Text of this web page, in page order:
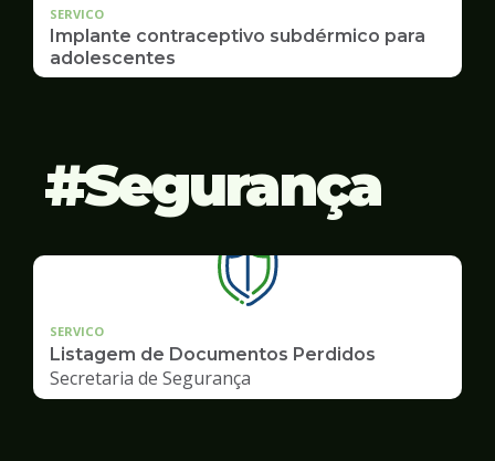
SERVICO
Implante contraceptivo subdérmico para
adolescentes
Segurança
SERVICO
Listagem de Documentos Perdidos
Secretaria de Segurança